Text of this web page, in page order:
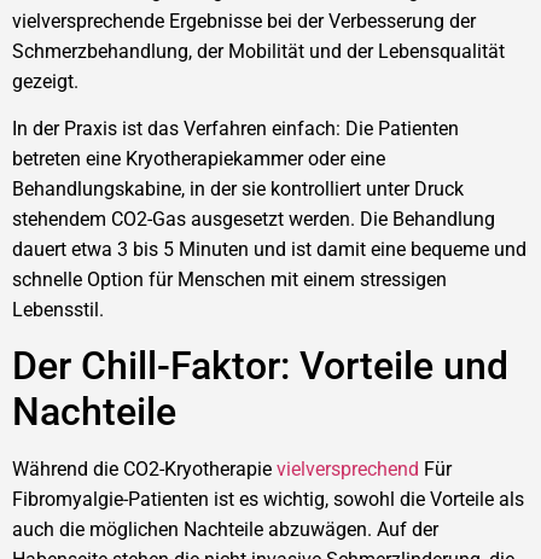
vielversprechende Ergebnisse bei der Verbesserung der
Schmerzbehandlung, der Mobilität und der Lebensqualität
gezeigt.
In der Praxis ist das Verfahren einfach: Die Patienten
betreten eine Kryotherapiekammer oder eine
Behandlungskabine, in der sie kontrolliert unter Druck
stehendem CO2-Gas ausgesetzt werden. Die Behandlung
dauert etwa 3 bis 5 Minuten und ist damit eine bequeme und
schnelle Option für Menschen mit einem stressigen
Lebensstil.
Der Chill-Faktor: Vorteile und
Nachteile
Während die CO2-Kryotherapie vielversprechend Für
Fibromyalgie-Patienten ist es wichtig, sowohl die Vorteile als
auch die möglichen Nachteile abzuwägen. Auf der